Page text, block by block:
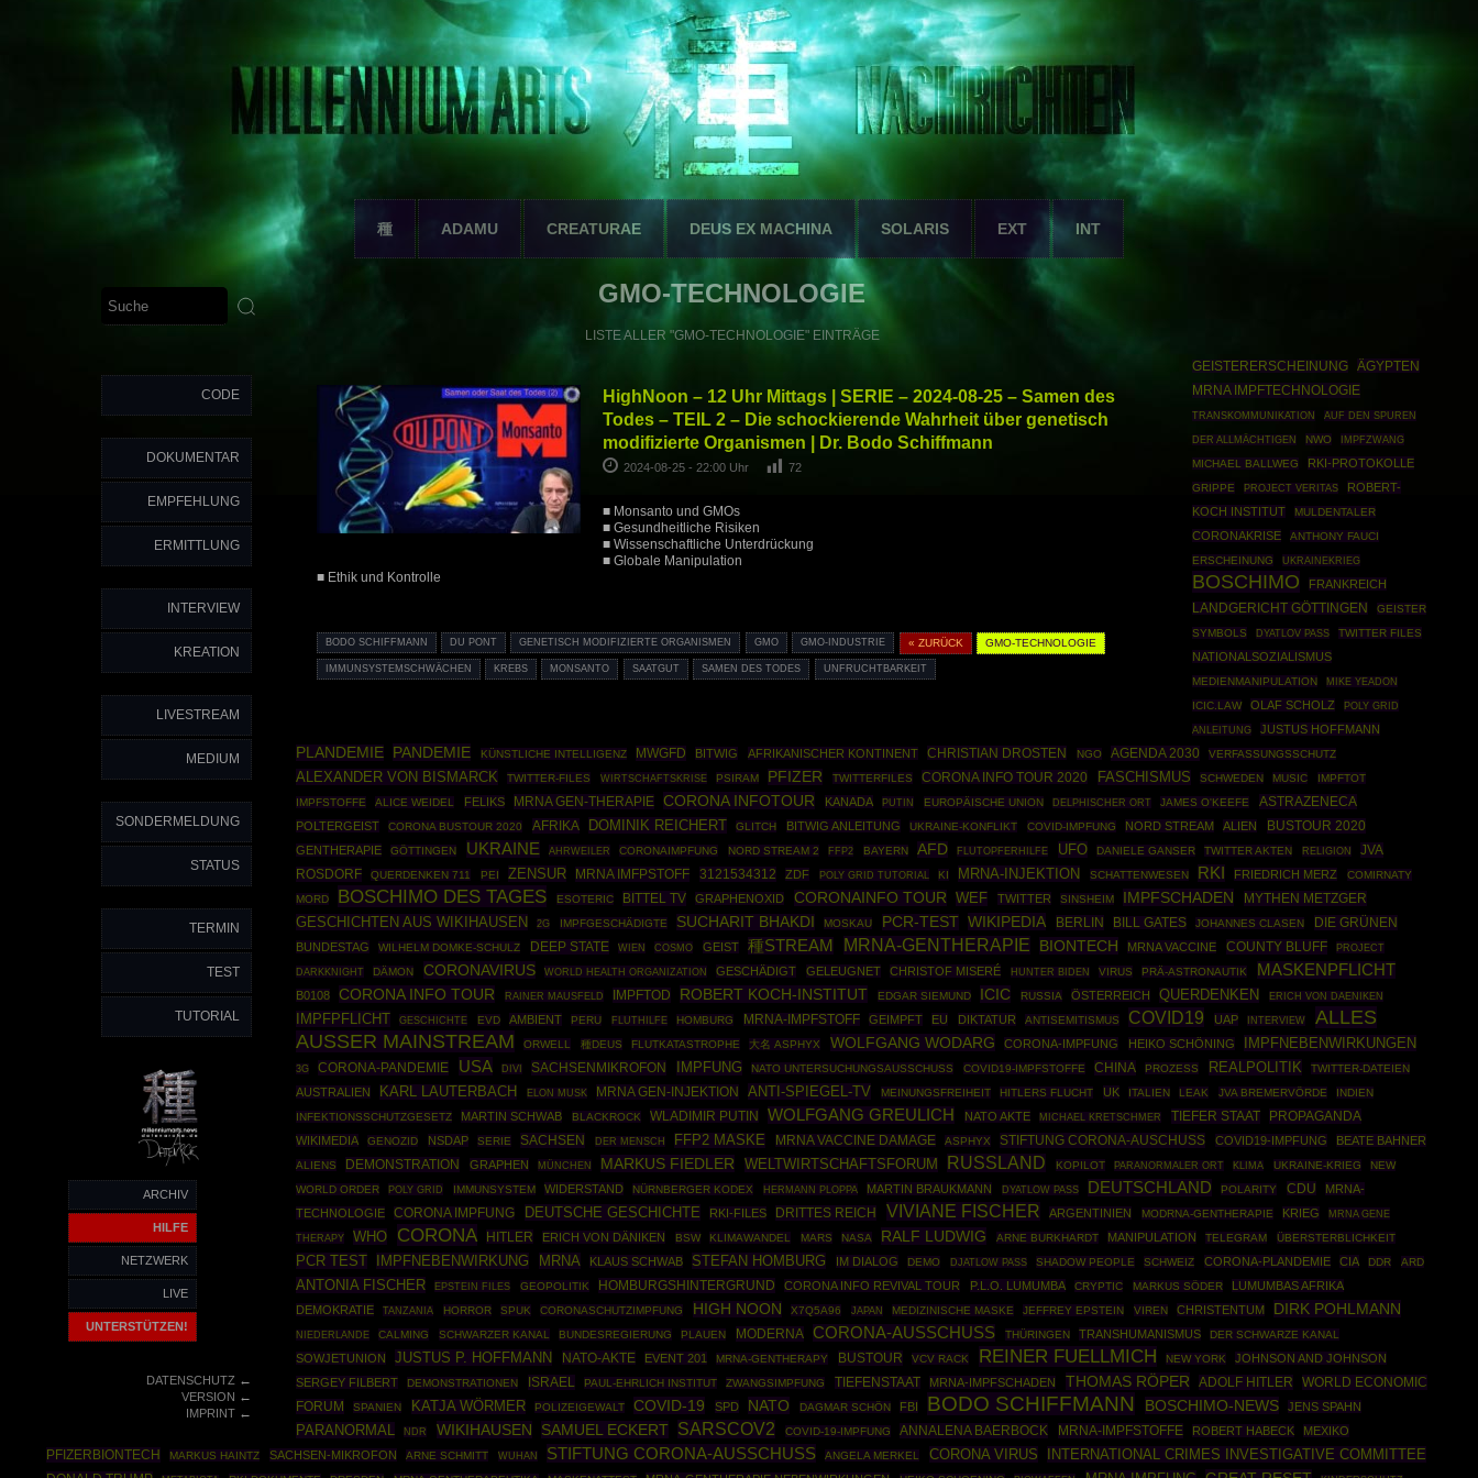
種 ADAMU CREATURAE DEUS EX MACHINA SOLARIS EXT INT
CODE
DOKUMENTAR
EMPFEHLUNG
ERMITTLUNG
INTERVIEW
KREATION
LIVESTREAM
MEDIUM
SONDERMELDUNG
STATUS
TERMIN
TEST
TUTORIAL
ARCHIV
HILFE
NETZWERK
LIVE
UNTERSTÜTZEN!
DATENSCHUTZ←
VERSION ←
IMPRINT←
GMO-TECHNOLOGIE
LISTE ALLER "GMO-TECHNOLOGIE" EINTRÄGE
HighNoon – 12 Uhr Mittags | SERIE – 2024-08-25 – Samen des
Todes – TEIL 2 – Die schockierende Wahrheit über genetisch
modifizierte Organismen | Dr. Bodo Schiffmann
2024-08-25 - 22:00 Uhr 72
■ Monsanto und GMOs
■ Gesundheitliche Risiken
■ Wissenschaftliche Unterdrückung
■ Globale Manipulation
■ Ethik und Kontrolle
BODO SCHIFFMANN DU PONT GENETISCH MODIFIZIERTE ORGANISMEN GMO GMO-INDUSTRIE « ZURÜCK GMO-TECHNOLOGIE
IMMUNSYSTEMSCHWÄCHEN KREBS MONSANTO SAATGUT SAMEN DES TODES UNFRUCHTBARKEIT
GEISTERERSCHEINUNG ÄGYPTEN
MRNA IMPFTECHNOLOGIE
TRANSKOMMUNIKATION AUF DEN SPUREN
DER ALLMÄCHTIGEN NWO
IMPFZWANG
MICHAEL BALLWEG
RKI-PROTOKOLLE
GRIPPE PROJECT VERITAS
ROBERT-
KOCH INSTITUT
MULDENTALER
CORONAKRISE
ANTHONY FAUCI
ERSCHEINUNG
UKRAINEKRIEG
BOSCHIMO
FRANKREICH
LANDGERICHT GÖTTINGEN
GEISTER
SYMBOLS
DYATLOV PASS TWITTER FILES
NATIONALSOZIALISMUS
MEDIENMANIPULATION MIKE YEADON
ICIC.LAW OLAF SCHOLZ
POLY GRID
ANLEITUNG
JUSTUS HOFFMANN
PLANDEMIE PANDEMIE KÜNSTLICHE INTELLIGENZ MWGFD BITWIG AFRIKANISCHER KONTINENT CHRISTIAN DROSTEN NGO AGENDA 2030 VERFASSUNGSSCHUTZ
ALEXANDER VON BISMARCK TWITTER-FILES WIRTSCHAFTSKRISE PSIRAM PFIZER TWITTERFILES CORONA INFO TOUR 2020 FASCHISMUS SCHWEDEN MUSIC
IMPFTOT
IMPFSTOFFE
ALICE WEIDEL FELIKS MRNA GEN-THERAPIE CORONA INFOTOUR KANADA PUTIN EUROPÄISCHE UNION DELPHISCHER ORT JAMES O'KEEFE ASTRAZENECA
POLTERGEIST CORONA BUSTOUR 2020 AFRIKA DOMINIK REICHERT GLITCH BITWIG ANLEITUNG UKRAINE-KONFLIKT COVID-IMPFUNG NORD STREAM ALIEN BUSTOUR 2020
GENTHERAPIE GÖTTINGEN UKRAINE AHRWEILER CORONAIMPFUNG NORD STREAM 2 FFP2 BAYERN AFD FLUTOPFERHILFE UFO DANIELE GANSER TWITTER AKTEN RELIGION
JVA
ROSDORF
QUERDENKEN 711 PEI ZENSUR MRNA IMFPSTOFF 3121534312 ZDF POLY GRID TUTORIAL KI MRNA-INJEKTION SCHATTENWESEN RKI FRIEDRICH MERZ
COMIRNATY
MORD
BOSCHIMO DES TAGES ESOTERIC BITTEL TV GRAPHENOXID CORONAINFO TOUR WEF TWITTER SINSHEIM IMPFSCHADEN MYTHEN METZGER
GESCHICHTEN AUS WIKIHAUSEN 2G IMPFGESCHÄDIGTE SUCHARIT BHAKDI MOSKAU PCR-TEST WIKIPEDIA BERLIN BILL GATES JOHANNES CLASEN DIE GRÜNEN
BUNDESTAG WILHELM DOMKE-SCHULZ DEEP STATE WIEN COSMO GEIST 種STREAM MRNA-GENTHERAPIE BIONTECH MRNA VACCINE COUNTY BLUFF
PROJECT
DARKKNIGHT
DÄMON CORONAVIRUS WORLD HEALTH ORGANIZATION GESCHÄDIGT GELEUGNET CHRISTOF MISERÉ HUNTER BIDEN VIRUS PRÄ-ASTRONAUTIK MASKENPFLICHT
B0108 CORONA INFO TOUR RAINER MAUSFELD IMPFTOD ROBERT KOCH-INSTITUT EDGAR SIEMUND ICIC RUSSIA ÖSTERREICH QUERDENKEN ERICH VON DAENIKEN
IMPFPFLICHT GESCHICHTE EVD AMBIENT PERU FLUTHILFE HOMBURG MRNA-IMPFSTOFF GEIMPFT EU DIKTATUR ANTISEMITISMUS COVID19 UAP INTERVIEW
ALLES
AUSSER MAINSTREAM
ORWELL 種DEUS FLUTKATASTROPHE 大名 ASPHYX WOLFGANG WODARG CORONA-IMPFUNG HEIKO SCHÖNING IMPFNEBENWIRKUNGEN
3G CORONA-PANDEMIE USA DIVI SACHSENMIKROFON IMPFUNG NATO UNTERSUCHUNGSAUSSCHUSS COVID19-IMPFSTOFFE CHINA PROZESS REALPOLITIK TWITTER-DATEIEN
AUSTRALIEN KARL LAUTERBACH ELON MUSK MRNA GEN-INJEKTION ANTI-SPIEGEL-TV MEINUNGSFREIHEIT HITLERS FLUCHT UK ITALIEN LEAK JVA BREMERVÖRDE
INDIEN
INFEKTIONSSCHUTZGESETZ
MARTIN SCHWAB BLACKROCK WLADIMIR PUTIN WOLFGANG GREULICH NATO AKTE MICHAEL KRETSCHMER TIEFER STAAT PROPAGANDA
WIKIMEDIA GENOZID NSDAP SERIE SACHSEN DER MENSCH FFP2 MASKE MRNA VACCINE DAMAGE ASPHYX STIFTUNG CORONA-AUSCHUSS COVID19-IMPFUNG BEATE BAHNER
ALIENS DEMONSTRATION GRAPHEN MÜNCHEN MARKUS FIEDLER WELTWIRTSCHAFTSFORUM RUSSLAND KOPILOT PARANORMALER ORT KLIMA UKRAINE-KRIEG
NEW
WORLD ORDER
POLY GRID IMMUNSYSTEM WIDERSTAND NÜRNBERGER KODEX HERMANN PLOPPA MARTIN BRAUKMANN DYATLOW PASS DEUTSCHLAND POLARITY CDU
MRNA-
TECHNOLOGIE
CORONA IMPFUNG DEUTSCHE GESCHICHTE RKI-FILES DRITTES REICH VIVIANE FISCHER ARGENTINIEN MODRNA-GENTHERAPIE KRIEG
MRNA GENE
THERAPY
WHO CORONA HITLER ERICH VON DÄNIKEN BSW KLIMAWANDEL MARS NASA RALF LUDWIG ARNE BURKHARDT MANIPULATION TELEGRAM ÜBERSTERBLICHKEIT
PCR TEST IMPFNEBENWIRKUNG MRNA KLAUS SCHWAB STEFAN HOMBURG IM DIALOG DEMO DJATLOW PASS SHADOW PEOPLE SCHWEIZ CORONA-PLANDEMIE CIA DDR ARD
ANTONIA FISCHER EPSTEIN FILES GEOPOLITIK HOMBURGSHINTERGRUND CORONA INFO REVIVAL TOUR P.L.O. LUMUMBA CRYPTIC MARKUS SÖDER
LUMUMBAS AFRIKA
DEMOKRATIE
TANZANIA HORROR SPUK CORONASCHUTZIMPFUNG HIGH NOON X7Q5A96 JAPAN MEDIZINISCHE MASKE JEFFREY EPSTEIN VIREN CHRISTENTUM DIRK POHLMANN
NIEDERLANDE CALMING SCHWARZER KANAL BUNDESREGIERUNG PLAUEN MODERNA CORONA-AUSSCHUSS THÜRINGEN TRANSHUMANISMUS DER SCHWARZE KANAL
SOWJETUNION JUSTUS P. HOFFMANN NATO-AKTE EVENT 201 MRNA-GENTHERAPY BUSTOUR VCV RACK REINER FUELLMICH NEW YORK
JOHNSON AND JOHNSON
SERGEY FILBERT
DEMONSTRATIONEN ISRAEL PAUL-EHRLICH INSTITUT ZWANGSIMPFUNG TIEFENSTAAT MRNA-IMPFSCHADEN THOMAS RÖPER ADOLF HITLER
WORLD ECONOMIC
FORUM
SPANIEN KATJA WÖRMER POLIZEIGEWALT COVID-19 SPD NATO DAGMAR SCHÖN FBI BODO SCHIFFMANN BOSCHIMO-NEWS JENS SPAHN
PARANORMAL NDR WIKIHAUSEN SAMUEL ECKERT SARSCOV2 COVID-19-IMPFUNG ANNALENA BAERBOCK MRNA-IMPFSTOFFE ROBERT HABECK MEXIKO
PFIZERBIONTECH MARKUS HAINTZ SACHSEN-MIKROFON ARNE SCHMITT WUHAN STIFTUNG CORONA-AUSSCHUSS ANGELA MERKEL CORONA VIRUS INTERNATIONAL CRIMES INVESTIGATIVE COMMITTEE